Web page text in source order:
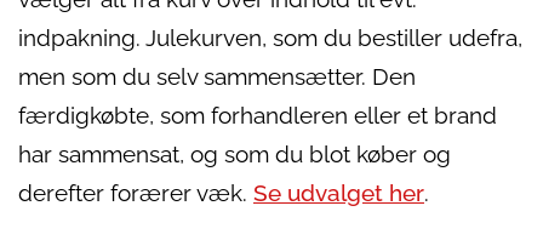
indpakning. Julekurven, som du bestiller udefra,
men som du selv sammensætter. Den
færdigkøbte, som forhandleren eller et brand
har sammensat, og som du blot køber og
derefter forærer væk. Se udvalget her.